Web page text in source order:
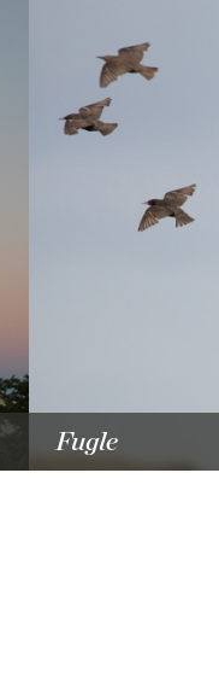
Fugle